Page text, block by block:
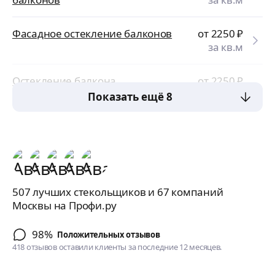
Фасадное остекление балконов от 2250₽
за кв.м
Остекление балкона
пластиковыми окнами
от 2250₽
за кв.м
Показать ещё 8
507 лучших стекольщиков и 67 компаний
Москвы на Профи.ру
98% Положительных отзывов
418 отзывов оставили клиенты за последние 12 месяцев.